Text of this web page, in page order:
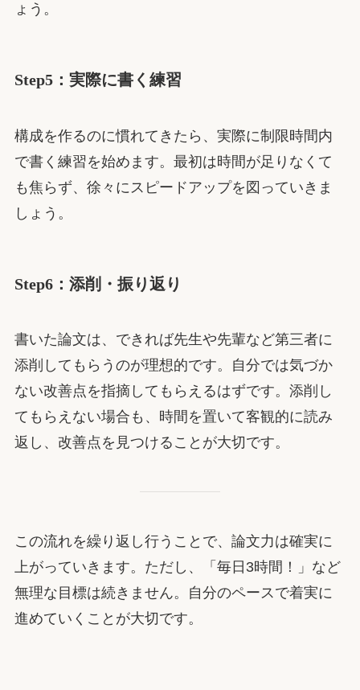
ょう。
Step5：実際に書く練習
構成を作るのに慣れてきたら、実際に制限時間内
で書く練習を始めます。最初は時間が足りなくて
も焦らず、徐々にスピードアップを図っていきま
しょう。
Step6：添削・振り返り
書いた論文は、できれば先生や先輩など第三者に
添削してもらうのが理想的です。自分では気づか
ない改善点を指摘してもらえるはずです。添削し
てもらえない場合も、時間を置いて客観的に読み
返し、改善点を見つけることが大切です。
この流れを繰り返し行うことで、論文力は確実に
上がっていきます。ただし、「毎日3時間！」など
無理な目標は続きません。自分のペースで着実に
進めていくことが大切です。